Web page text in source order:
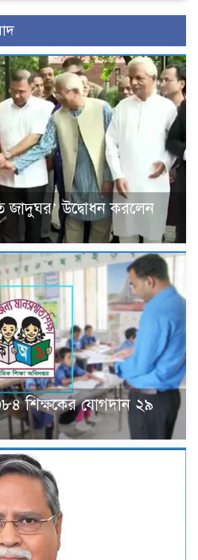
জাদুঘর’ উদ্বোধন করলেন
শিক্ষকের যোগদান ২৯